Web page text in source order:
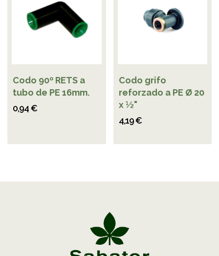
Codo 90º RETS a
tubo de PE 16mm.
0,94 €
Codo grifo
reforzado a PE Ø 20
x ½"
4,19 €